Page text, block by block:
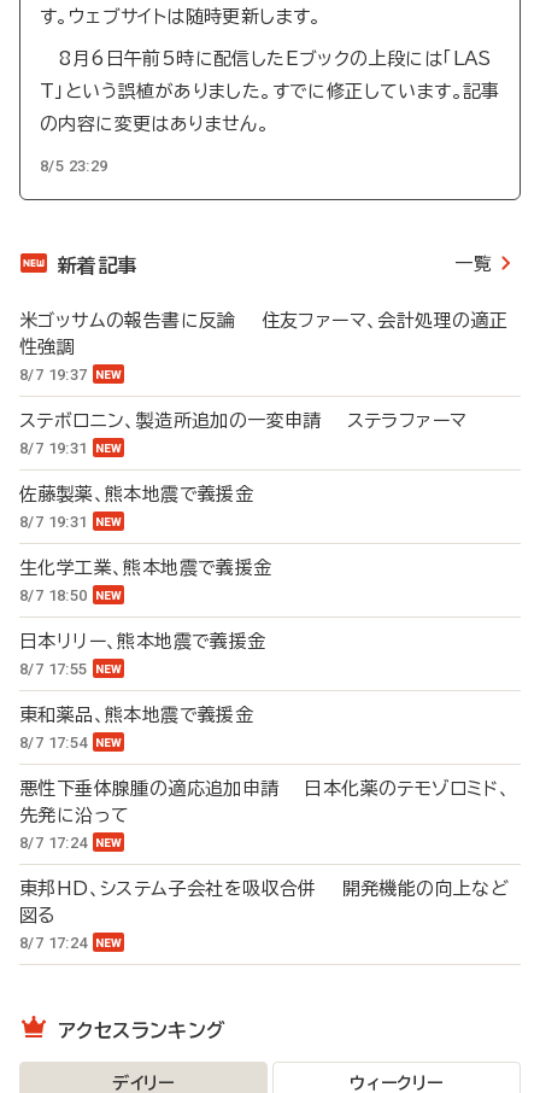
す。ウェブサイトは随時更新します。
8月6日午前5時に配信したEブックの上段には「LAS
T」という誤植がありました。すでに修正しています。記事
の内容に変更はありません。
8/5 23:29
新着記事 一覧
米ゴッサムの報告書に反論 住友ファーマ、会計処理の適正
性強調
8/7 19:37
ステボロニン、製造所追加の一変申請 ステラファーマ
8/7 19:31
佐藤製薬、熊本地震で義援金
8/7 19:31
生化学工業、熊本地震で義援金
8/7 18:50
日本リリー、熊本地震で義援金
8/7 17:55
東和薬品、熊本地震で義援金
8/7 17:54
悪性下垂体腺腫の適応追加申請 日本化薬のテモゾロミド、
先発に沿って
8/7 17:24
東邦HD、システム子会社を吸収合併 開発機能の向上など
図る
8/7 17:24
アクセスランキング
デイリー ウィークリー